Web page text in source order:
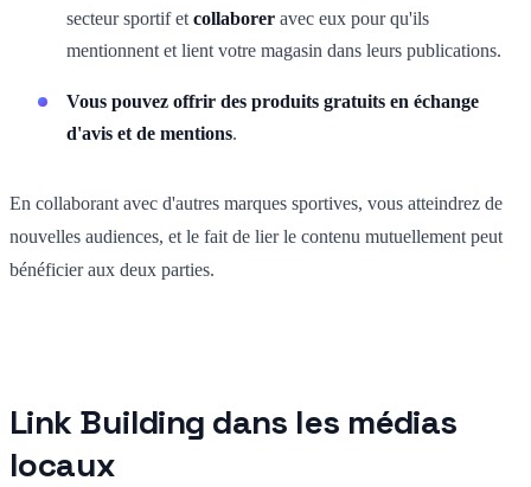
secteur sportif et collaborer avec eux pour qu'ils
mentionnent et lient votre magasin dans leurs publications.
Vous pouvez offrir des produits gratuits en échange
d'avis et de mentions.
En collaborant avec d'autres marques sportives, vous atteindrez de
nouvelles audiences, et le fait de lier le contenu mutuellement peut
bénéficier aux deux parties.
Link Building dans les médias
locaux